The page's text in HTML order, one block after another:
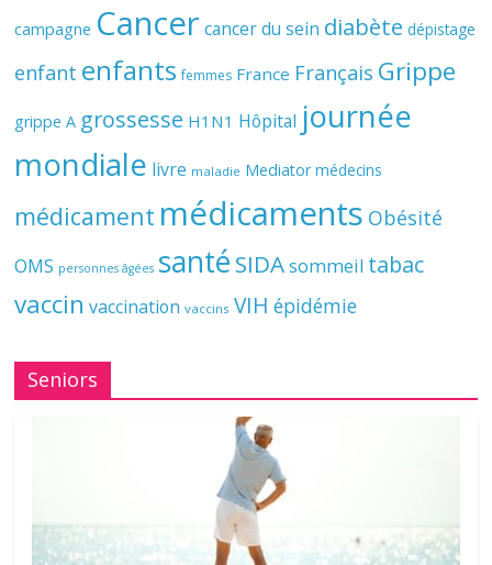
campagne Cancer cancer du sein diabète dépistage
enfant enfants femmes France Français Grippe
grippe A grossesse H1N1 Hôpital journée
mondiale livre maladie Mediator médecins
médicament médicaments Obésité
OMS personnes âgées santé SIDAsommeil tabac
vaccin vaccination vaccins VIH épidémie
Seniors